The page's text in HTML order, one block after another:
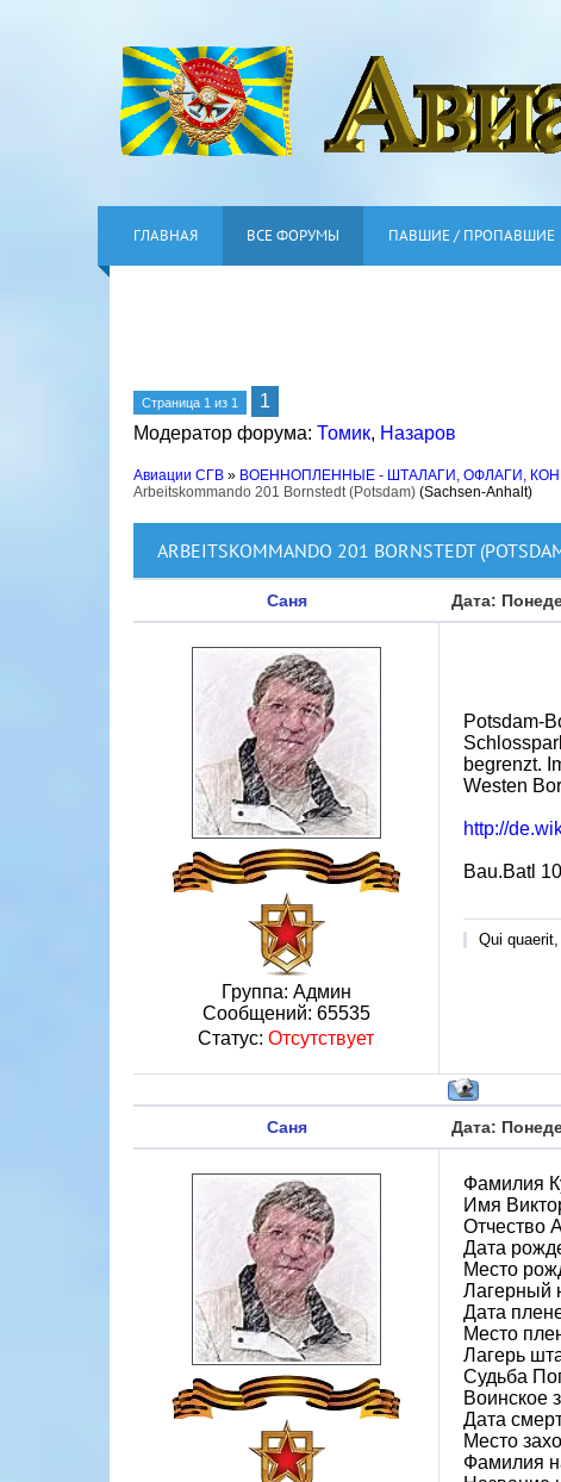
ГЛАВНАЯ ВСЕ ФОРУМЫ ПАВШИЕ / ПРОПАВШИЕ
Страница 1 из 1
1
Модератор форума: Томик, Назаров
Авиации СГВ » ВОЕННОПЛЕННЫЕ - ШТАЛАГИ, ОФЛАГИ,
Arbeitskommando 201 Bornstedt (Potsdam) (Sachsen-Anhalt)
ARBEITSKOMMANDO 201 BORNSTEDT
Саня Дата:
Группа: Админ
Сообщений: 65535
Статус: Отсутствует
Potsdam-
begrenzt.
Westen
http://
Bau.Bаtl
Qui
Саня Дата:
Фамилия
Имя
Отчество
Дата
Место
Лагерный
Дата
Место
Лагерь
Судьба
Воинское
Дата
Место
Фамилия